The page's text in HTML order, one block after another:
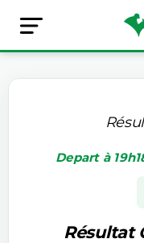
Depart à
Résultat